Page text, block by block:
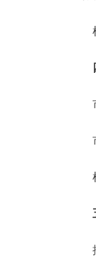
机
市
市
机
按